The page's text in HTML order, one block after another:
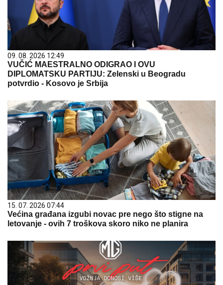
09. 08. 2026 12:49
VUČIĆ MAESTRALNO ODIGRAO I OVU
DIPLOMATSKU PARTIJU: Zelenski u Beogradu
potvrdio - Kosovo je Srbija
15. 07. 2026 07:44
Većina građana izgubi novac pre nego što stigne na
letovanje - ovih 7 troškova skoro niko ne planira